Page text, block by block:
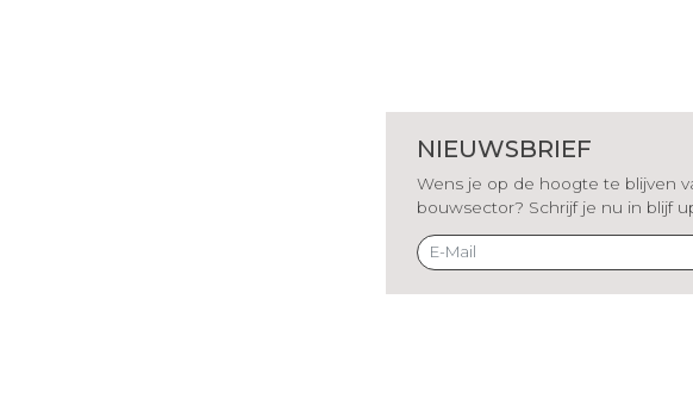
NIEUWSBRIEF
Wens je op de hoogte te blijven
bouwsector? Schrijf je nu in blijf